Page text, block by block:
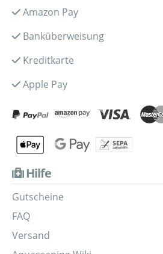
Amazon Pay
Banküberweisung
Kreditkarte
Apple Pay
Hilfe
Gutscheine
FAQ
Versand